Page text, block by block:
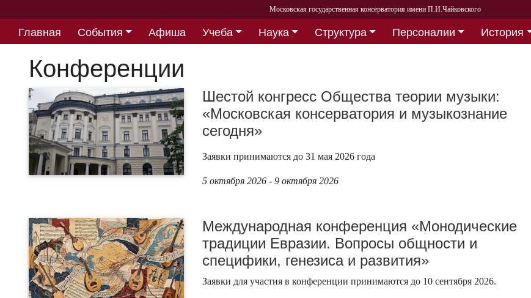
Московская государственная консерватория имени П.И.Чайковского
Главная События Афиша Учеба Наука Структура Персоналии
История
Конференции
Шестой конгресс Общества теории музыки:
«Московская консерватория и музыкознание
сегодня»
Заявки принимаются до 31 мая 2026 года
5 октября 2026 - 9 октября 2026
Международная конференция «Монодические
традиции Евразии. Вопросы общности и
специфики, генезиса и развития»
Заявки для участия в конференции принимаются до 10 сентября 2026.